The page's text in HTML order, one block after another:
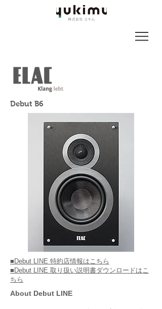
Debut B6
■Debut LINE 特約店情報はこちら
■Debut LINE 取り扱い説明書ダウンロードはこ
ちら
About Debut LINE